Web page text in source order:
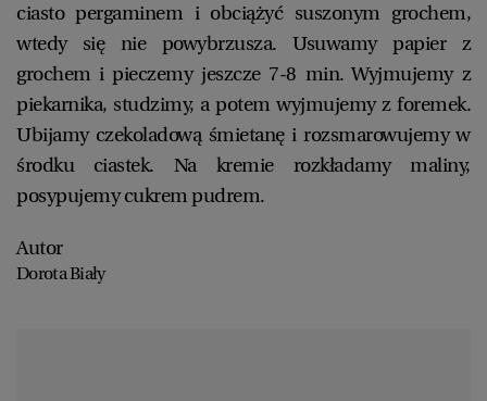
ciasto pergaminem i obciążyć suszonym grochem,
wtedy się nie powybrzusza. Usuwamy papier z
grochem i pieczemy jeszcze 7-8 min. Wyjmujemy z
piekarnika, studzimy, a potem wyjmujemy z foremek.
Ubijamy czekoladową śmietanę i rozsmarowujemy w
środku ciastek. Na kremie rozkładamy maliny,
posypujemy cukrem pudrem.
Autor
Dorota Biały